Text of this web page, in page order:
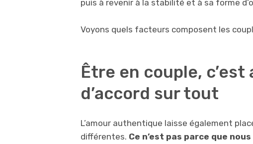
puis à revenir à la stabilité et à sa forme
Voyons quels facteurs composent les
Être en couple,
d’accord sur tout
L’amour authentique laisse également
différentes. Ce n’est pas parce que